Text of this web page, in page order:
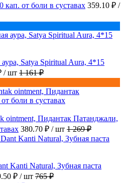
от боли в суставах 359.10 ₽ /
Satya Spiritual Aura, 4*15
/ шт 1 161 ₽
ointment, Пидантак Патанджали,
380.70 ₽ / шт 1 269 ₽
Kanti Natural, Зубная паста
₽ / шт 765 ₽